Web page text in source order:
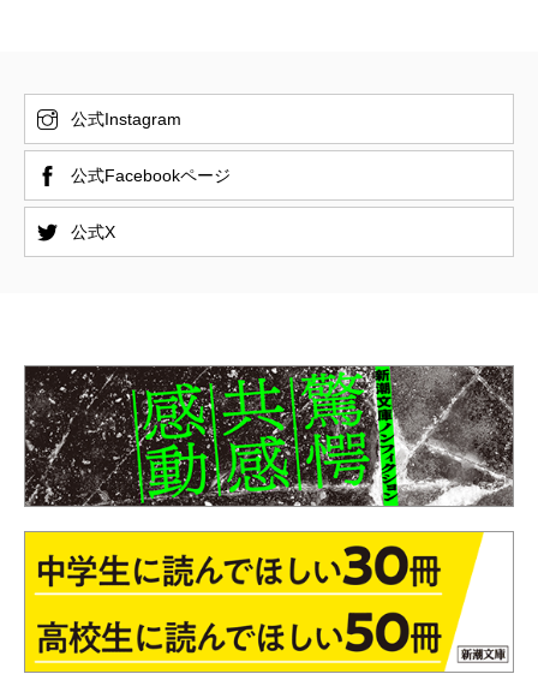
公式Instagram
公式Facebookページ
公式X